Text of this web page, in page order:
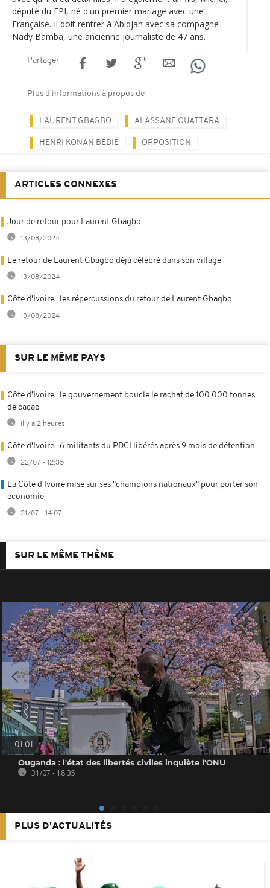
député du FPI, né d'un premier mariage avec une
Française. Il doit rentrer à Abidjan avec sa compagne
Nady Bamba, une ancienne journaliste de 47 ans.
Partager
Plus d'informations à propos de
LAURENT GBAGBO ALASSANE OUATTARA
HENRI KONAN BÉDIÉ OPPOSITION
ARTICLES CONNEXES
Jour de retour pour Laurent Gbagbo
13/08/2024
Le retour de Laurent Gbagbo déjà célébré dans son village
13/08/2024
Côte d'Ivoire : les répercussions du retour de Laurent Gbagbo
13/08/2024
SUR LE MÊME PAYS
Côte d’Ivoire : le gouvernement boucle le rachat de 100 000 tonnes
de cacao
Il y a 2 heures
Côte d'Ivoire : 6 militants du PDCI libérés après 9 mois de détention
22/07 - 12:35
La Côte d'Ivoire mise sur ses "champions nationaux" pour porter son
économie
21/07 - 14:07
SUR LE MÊME THÈME
01:01
Ouganda : l'état des libertés civiles inquiète l'ONU
31/07 - 18:35
PLUS D'ACTUALITÉS